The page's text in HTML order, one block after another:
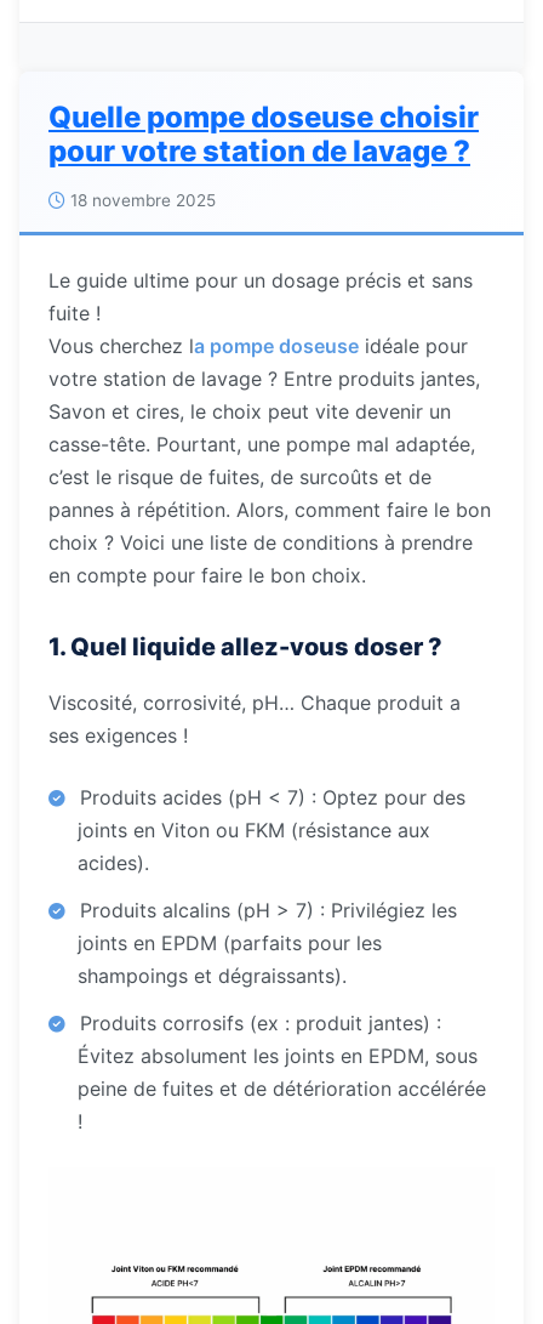
Quelle pompe doseuse choisir
pour votre station de lavage ?
18 novembre 2025
Le guide ultime pour un dosage précis et sans
fuite !
Vous cherchez la pompe doseuse idéale pour
votre station de lavage ? Entre produits jantes,
Savon et cires, le choix peut vite devenir un
casse-tête. Pourtant, une pompe mal adaptée,
c’est le risque de fuites, de surcoûts et de
pannes à répétition. Alors, comment faire le bon
choix ? Voici une liste de conditions à prendre
en compte pour faire le bon choix.
1. Quel liquide allez-vous doser ?
Viscosité, corrosivité, pH… Chaque produit a
ses exigences !
Produits acides (pH < 7) : Optez pour des
joints en Viton ou FKM (résistance aux
acides).
Produits alcalins (pH > 7) : Privilégiez les
joints en EPDM (parfaits pour les
shampoings et dégraissants).
Produits corrosifs (ex : produit jantes) :
Évitez absolument les joints en EPDM, sous
peine de fuites et de détérioration accélérée
!